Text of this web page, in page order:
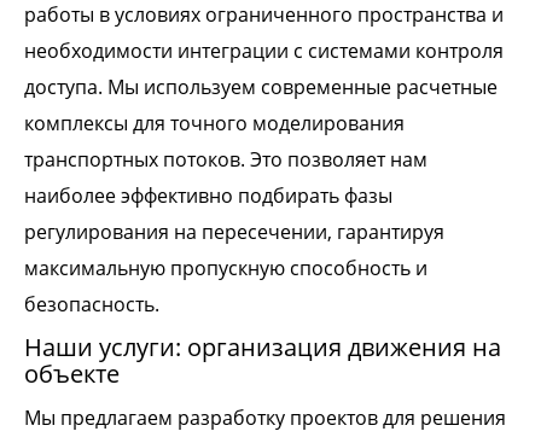
работы в условиях ограниченного пространства и
необходимости интеграции с системами контроля
доступа. Мы используем современные расчетные
комплексы для точного моделирования
транспортных потоков. Это позволяет нам
наиболее эффективно подбирать фазы
регулирования на пересечении, гарантируя
максимальную пропускную способность и
безопасность.
Наши услуги: организация движения на
объекте
Мы предлагаем разработку проектов для решения